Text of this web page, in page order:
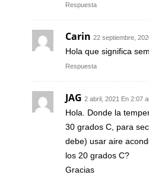
Respuesta
Carin 22 septiembre,
Hola que significa
Respuesta
JAG 2 abril, 2021 En 2:07
Hola. Donde la
30 grados C, para
debe) usar aire
los 20 grados C?
Gracias